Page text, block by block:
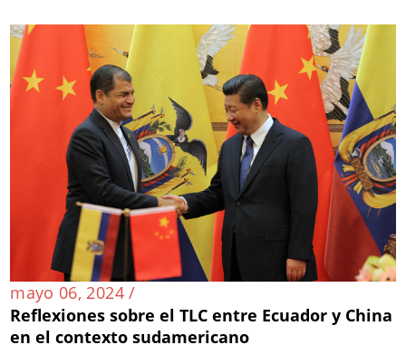
mayo 06, 2024 /
Reflexiones sobre el TLC entre Ecuador y China
en el contexto sudamericano